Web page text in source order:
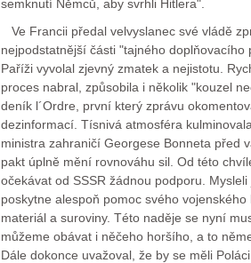
semknutí Němců, aby svrhli Hitlera".
Ve Francii předal velvyslanec své vládě
nejpodstatnější části "tajného doplňovacího
Paříži vyvolal zjevný zmatek a nejistotu.
proces nabral, způsobila i několik "kouzel
deník l´Ordre, první který zprávu
dezinformací. Tísnivá atmosféra
ministra zahraničí Georgese Bonneta před
pakt úplně mění rovnováhu sil. Od této
očekávat od SSSR žádnou podporu.
poskytne alespoň pomoc svého
materiál a suroviny. Této naděje se nyní
můžeme obávat i něčeho horšího, a to
Dále dokonce uvažoval, že by se měli